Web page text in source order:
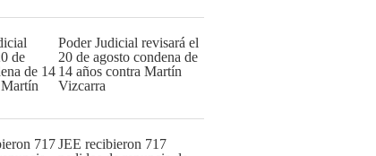
Poder Judicial revisará el
20 de agosto condena de
14 años contra Martín
Vizcarra
JEE recibieron 717